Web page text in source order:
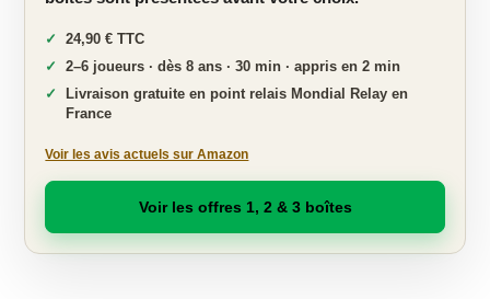
24,90 € TTC
2–6 joueurs · dès 8 ans · 30 min · appris en 2 min
Livraison gratuite en point relais Mondial Relay en
France
Voir les avis actuels sur Amazon
Voir les offres 1, 2 & 3 boîtes